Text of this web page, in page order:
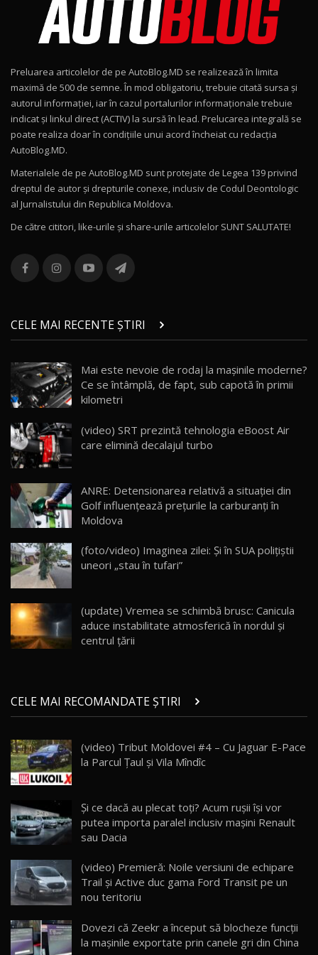
Noul Geely EX2 / Test Drive AutoBlog.MD
15:22
Mercedes-AMG E 53 HYBRID 4MATIC+ / Test
Drive AutoBlog.MD
16:27
11
Noul Volvo ES90 / Test Drive AutoBlog.MD
12
Noul MG HS / Test Drive AutoBlog.MD
16:48
13
combină aventura cu luxul / AutoBlog.MD
36:08
chinez care face lumea să se întoarcă după el
/ AutoBlog.MD
17:27
15 14:37
16
AutoBlogMD
13:10
17 20:06
Va fi modelul nr.1 BYD în Moldova? BYD Seal U
30:08
AutoBlog.MD
23:36
20
Noul ZEEKR 7X / Test Drive AutoBlog.MD
29:08
21
Micul BYD Dolphin Surf / Test Drive
AutoBlog.MD
16:59
22
Noua Mazda 6e / Test Drive AutoBlog.MD
26:59
23
Lynk & Co 01 / Test Drive AutoBlog.MD
25:19
24
ZEEKR 009: Cel mai Performant și Confortabil
Van Electric Testat în Moldova / AutoBlog.MD
26:38
25
mai Exclusiv și Puternic Defender Testat în
Moldova
32:21
Preluarea articolelor de pe AutoBlog.MD se realizează în limita
maximă de 500 de semne. În mod obligatoriu, trebuie citată sursa și
autorul informației, iar în cazul portalurilor informaționale trebuie
indicat și linkul direct (ACTIV) la sursă în lead. Prelucarea integrală se
poate realiza doar în condițiile unui acord încheiat cu redacţia
AutoBlog.MD.
Materialele de pe AutoBlog.MD sunt protejate de Legea 139 privind
dreptul de autor și drepturile conexe, inclusiv de Codul Deontologic
al Jurnalistului din Republica Moldova.
De către cititori, like-urile şi share-urile articolelor SUNT SALUTATE!
CELE MAI RECENTE ȘTIRI
Mai este nevoie de rodaj la mașinile moderne?
Ce se întâmplă, de fapt, sub capotă în primii
kilometri
(video) SRT prezintă tehnologia eBoost Air
care elimină decalajul turbo
ANRE: Detensionarea relativă a situației din
Golf influențează prețurile la carburanți în
Moldova
(foto/video) Imaginea zilei: Și în SUA polițiștii
uneori „stau în tufari”
(update) Vremea se schimbă brusc: Canicula
aduce instabilitate atmosferică în nordul și
centrul țării
CELE MAI RECOMANDATE ȘTIRI
(video) Tribut Moldovei #4 – Cu Jaguar E-Pace
la Parcul Ţaul şi Vila Mîndîc
Şi ce dacă au plecat toţi? Acum ruşii îşi vor
putea importa paralel inclusiv maşini Renault
sau Dacia
(video) Premieră: Noile versiuni de echipare
Trail și Active duc gama Ford Transit pe un
nou teritoriu
Dovezi că Zeekr a început să blocheze funcții
la mașinile exportate prin canele gri din China